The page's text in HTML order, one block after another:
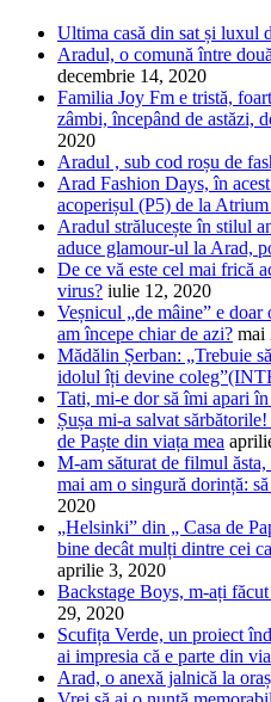
Ultima casă din sat și luxul
Aradul, o comună între
decembrie 14, 2020
Familia Joy Fm e tristă,
zâmbi, începând de astăzi,
2020
Aradul , sub cod roșu de
Arad Fashion Days, în
acoperișul (P5) de la
Aradul strălucește în stilul
aduce glamour-ul la Arad,
De ce vă este cel mai frică
virus? iulie 12, 2020
Veșnicul „de mâine” e
am începe chiar de azi? mai
Mădălin Șerban: „Trebuie
idolul îți devine
Tati, mi-e dor să îmi apari
Șușa mi-a salvat
de Paște din viața mea
M-am săturat de filmul
mai am o singură dorință:
2020
„Helsinki” din „ Casa de
bine decât mulți dintre cei
aprilie 3, 2020
Backstage Boys, m-ați
29, 2020
Scufița Verde, un proiect
ai impresia că e parte din
Arad, o anexă jalnică la